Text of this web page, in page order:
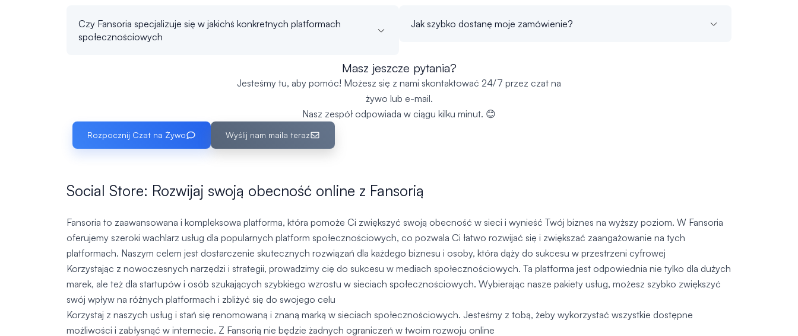
Czy Fansoria specjalizuje się w jakichś konkretnych platformach
społecznościowych
Jak szybko dostanę moje zamówienie?
Masz jeszcze pytania?
Jesteśmy tu, aby pomóc! Możesz się z nami skontaktować 24/7 przez czat na
żywo lub e-mail.
Nasz zespół odpowiada w ciągu kilku minut. 😊
Rozpocznij Czat na Żywo Wyślij nam maila teraz
Social Store: Rozwijaj swoją obecność online z Fansorią
Fansoria to zaawansowana i kompleksowa platforma, która pomoże Ci zwiększyć swoją obecność w sieci i wynieść Twój biznes na wyższy poziom. W Fansoria
oferujemy szeroki wachlarz usług dla popularnych platform społecznościowych, co pozwala Ci łatwo rozwijać się i zwiększać zaangażowanie na tych
platformach. Naszym celem jest dostarczenie skutecznych rozwiązań dla każdego biznesu i osoby, która dąży do sukcesu w przestrzeni cyfrowej
Korzystając z nowoczesnych narzędzi i strategii, prowadzimy cię do sukcesu w mediach społecznościowych. Ta platforma jest odpowiednia nie tylko dla dużych
marek, ale też dla startupów i osób szukających szybkiego wzrostu w sieciach społecznościowych. Wybierając nasze pakiety usług, możesz szybko zwiększyć
swój wpływ na różnych platformach i zbliżyć się do swojego celu
Korzystaj z naszych usług i stań się renomowaną i znaną marką w sieciach społecznościowych. Jesteśmy z tobą, żeby wykorzystać wszystkie dostępne
możliwości i zabłysnąć w internecie. Z Fansorią nie będzie żadnych ograniczeń w twoim rozwoju online